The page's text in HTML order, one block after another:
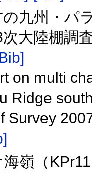
九州・パ
大陸棚調
on multi
Ridge
Survey
嶺（